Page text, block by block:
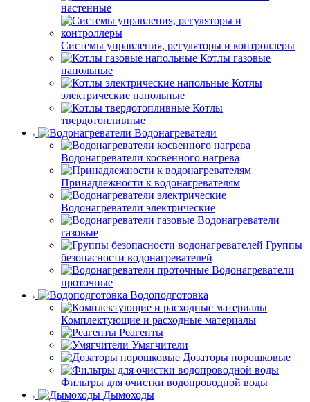
настенные
Системы управления, регуляторы и контроллеры
Котлы газовые
напольные
Котлы
электрические напольные
Котлы
твердотопливные
Водонагреватели
Водонагреватели косвенного нагрева
Принадлежности к водонагревателям
Водонагреватели электрические
Водонагреватели
газовые
Группы
безопасности водонагревателей
Водонагреватели
проточные
Водоподготовка
Комплектующие и расходные материалы
Реагенты
Умягчители
Дозаторы порошковые
Фильтры для очистки водопроводной воды
Дымоходы